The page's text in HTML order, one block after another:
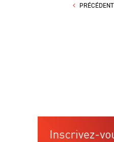
PRÉCÉDENT